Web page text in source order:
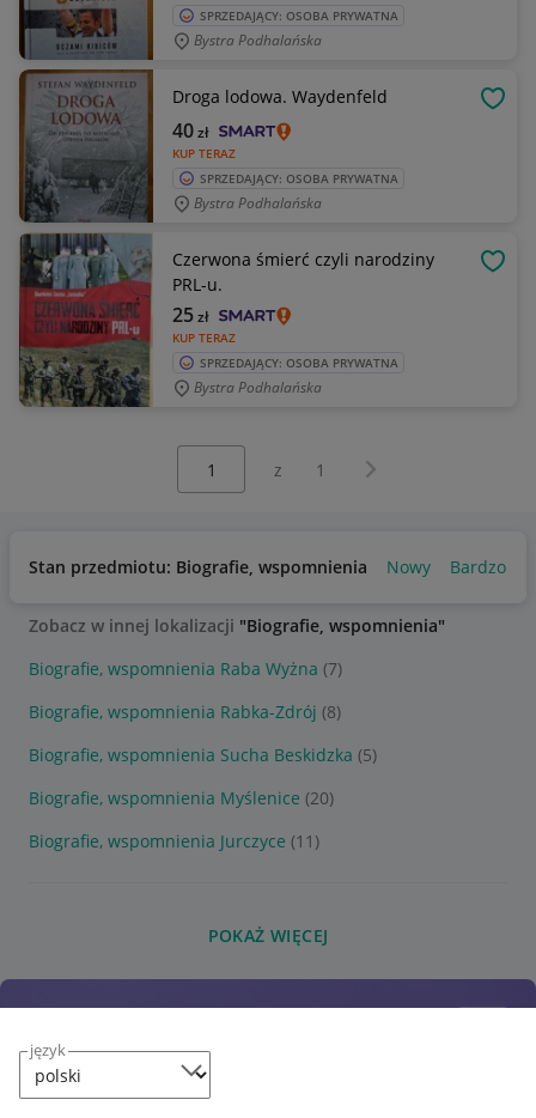
język
SPRZEDAJĄCY: OSOBA PRYWATNA
Bystra Podhalańska
Droga lodowa. Waydenfeld
KUP TERAZ
40zł
SPRZEDAJĄCY: OSOBA PRYWATNA
Bystra Podhalańska
Czerwona śmierć czyli narodziny
PRL-u.
KUP TERAZ
25zł
SPRZEDAJĄCY: OSOBA PRYWATNA
Bystra Podhalańska
z 1 Następna strona
Stan przedmiotu: Biografie, wspomnienia Nowy Bardzo
Zobacz w innej lokalizacji "Biografie, wspomnienia"
Biografie, wspomnienia Raba Wyżna (7)
Biografie, wspomnienia Rabka-Zdrój (8)
Biografie, wspomnienia Sucha Beskidzka (5)
Biografie, wspomnienia Myślenice (20)
Biografie, wspomnienia Jurczyce (11)
POKAŻ WIĘCEJ